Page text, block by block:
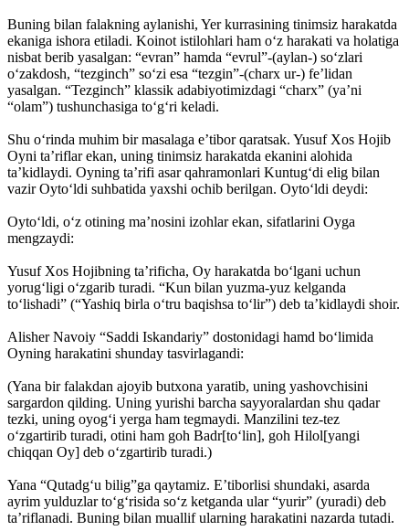
Buning bilan falakning aylanishi, Yer kurrasining tinimsiz harakatda
ekaniga ishora etiladi. Koinot istilohlari ham o‘z harakati va holatiga
nisbat berib yasalgan: “evran” hamda “evrul”-(aylan-) so‘zlari
o‘zakdosh, “tezginch” so‘zi esa “tezgin”-(charx ur-) fe’lidan
yasalgan. “Tezginch” klassik adabiyotimizdagi “charx” (ya’ni
“olam”) tushunchasiga to‘g‘ri keladi.
Shu o‘rinda muhim bir masalaga e’tibor qaratsak. Yusuf Xos Hojib
Oyni ta’riflar ekan, uning tinimsiz harakatda ekanini alohida
ta’kidlaydi. Oyning ta’rifi asar qahramonlari Kuntug‘di elig bilan
vazir Oyto‘ldi suhbatida yaxshi ochib berilgan. Oyto‘ldi deydi:
Oyto‘ldi, o‘z otining ma’nosini izohlar ekan, sifatlarini Oyga
mengzaydi:
Yusuf Xos Hojibning ta’rificha, Oy harakatda bo‘lgani uchun
yorug‘ligi o‘zgarib turadi. “Kun bilan yuzma-yuz kelganda
to‘lishadi” (“Yashiq birla o‘tru baqishsa to‘lir”) deb ta’kidlaydi shoir.
Alisher Navoiy “Saddi Iskandariy” dostonidagi hamd bo‘limida
Oyning harakatini shunday tasvirlagandi:
(Yana bir falakdan ajoyib butxona yaratib, uning yashovchisini
sargardon qilding. Uning yurishi barcha sayyoralardan shu qadar
tezki, uning oyog‘i yerga ham tegmaydi. Manzilini tez-tez
o‘zgartirib turadi, otini ham goh Badr[to‘lin], goh Hilol[yangi
chiqqan Oy] deb o‘zgartirib turadi.)
Yana “Qutadg‘u bilig”ga qaytamiz. E’tiborlisi shundaki, asarda
ayrim yulduzlar to‘g‘risida so‘z ketganda ular “yurir” (yuradi) deb
ta’riflanadi. Buning bilan muallif ularning harakatini nazarda tutadi.